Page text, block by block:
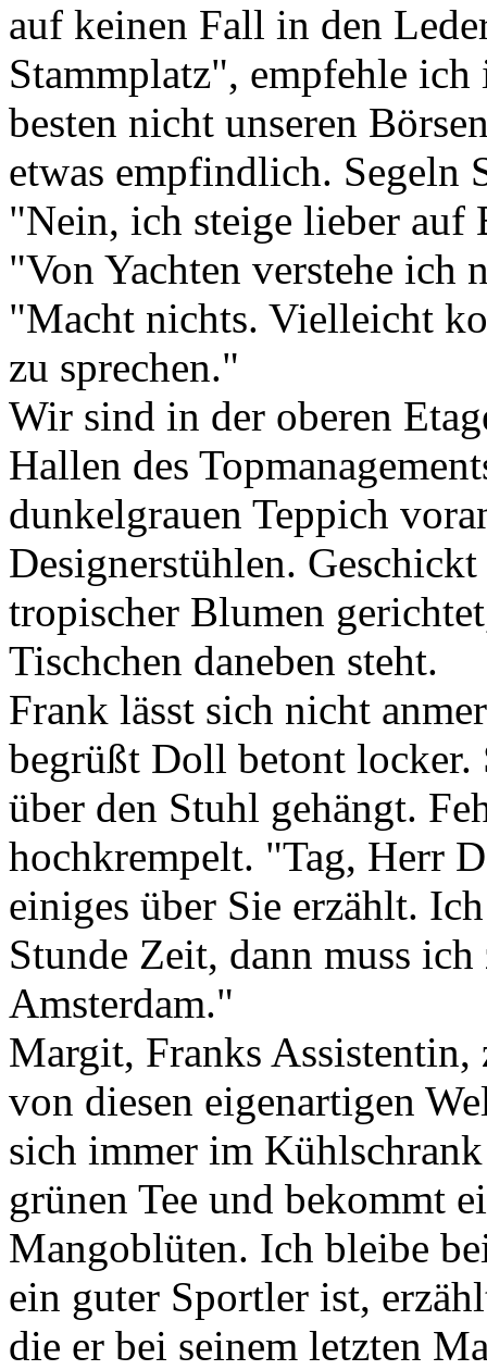
auf keinen Fall in den
Stammplatz", empfehle
besten nicht unseren
etwas empfindlich. Segeln
"Nein, ich steige lieber
"Von Yachten verstehe
"Macht nichts. Vielleicht
zu sprechen."
Wir sind in der oberen
Hallen des
dunkelgrauen Teppich
Designerstühlen.
tropischer Blumen
Tischchen daneben steht.
Frank lässt sich nicht
begrüßt Doll betont locker.
über den Stuhl gehängt.
hochkrempelt. "Tag, Herr
einiges über Sie erzählt.
Stunde Zeit, dann muss
Amsterdam."
Margit, Franks Assistentin,
von diesen eigenartigen
sich immer im
grünen Tee und bekommt
Mangoblüten. Ich bleibe
ein guter Sportler ist,
die er bei seinem letzten